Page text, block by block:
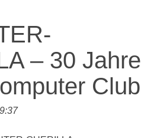
– 30 Jahre
Club